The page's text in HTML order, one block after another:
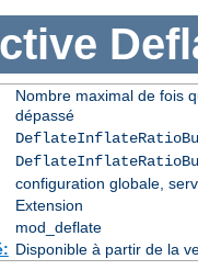
Nombre maximal de fois
dépassé
configuration globale,
Extension
mod_deflate
Disponible à partir de la